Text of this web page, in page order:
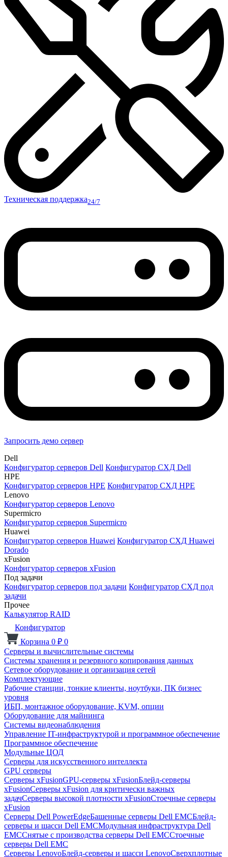
Техническая поддержка24/7
Запросить демо сервер
Dell
Конфигуратор серверов Dell Конфигуратор СХД Dell
HPE
Конфигуратор серверов HPE Конфигуратор СХД HPE
Lenovo
Конфигуратор серверов Lenovo
Supermicro
Конфигуратор серверов Supermicro
Huawei
Конфигуратор серверов Huawei Конфигуратор СХД Huawei
Dorado
xFusion
Конфигуратор серверов xFusion
Под задачи
Конфигуратор серверов под задачи Конфигуратор СХД под
задачи
Прочее
Калькулятор RAID
Конфигуратор
Корзина 0 ₽ 0
Серверы и вычислительные системы
Системы хранения и резервного копирования данных
Сетевое оборудование и организация сетей
Комплектующие
Рабочие станции, тонкие клиенты, ноутбуки, ПК бизнес
уровня
ИБП, монтажное оборудование, KVM, опции
Оборудование для майнинга
Системы видеонаблюдения
Управление IT-инфраструктурой и программное обеспечение
Программное обеспечение
Модульные ЦОД
Серверы для искусственного интеллекта
GPU серверы
Серверы xFusionGPU-серверы xFusionБлейд-серверы
xFusionСерверы xFusion для критически важных
задачСерверы высокой плотности xFusionСтоечные серверы
xFusion
Серверы Dell PowerEdgeБашенные серверы Dell EMCБлейд-
серверы и шасси Dell EMCМодульная инфраструктура Dell
EMCСнятые с производства серверы Dell EMCСтоечные
серверы Dell EMC
Серверы LenovoБлейд-серверы и шасси LenovoСверхплотные